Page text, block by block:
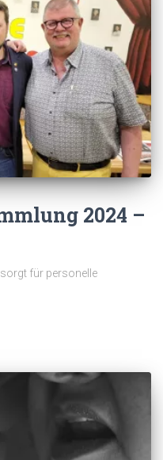
2024 –
für personelle